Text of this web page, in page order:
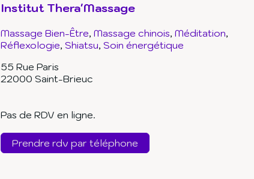
Institut Thera'Massage
Massage Bien-Être Massage chinois Méditation
Réflexologie Shiatsu Soin énergétique
55 Rue Paris
22000 Saint-Brieuc
Pas de RDV en ligne.
Prendre rdv par téléphone